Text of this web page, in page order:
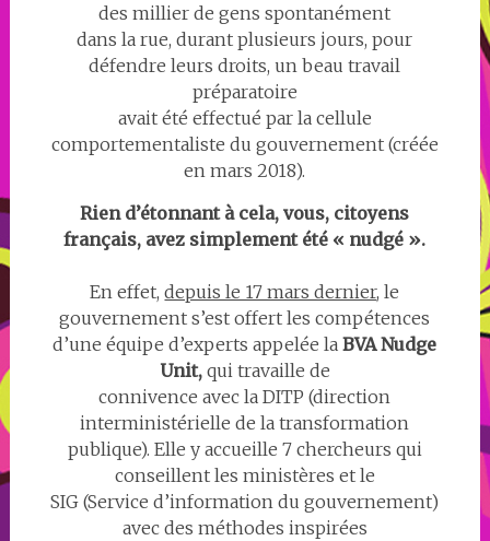
des millier de gens spontanément
dans la rue, durant plusieurs jours, pour
défendre leurs droits, un beau travail
préparatoire
avait été effectué par la cellule
comportementaliste du gouvernement (créée
en mars 2018).
Rien d’étonnant à cela, vous, citoyens
français, avez simplement été « nudgé ».
En effet,depuis le 17 mars dernier, le
gouvernement s’est offert les compétences
d’une équipe d’experts appelée laBVA Nudge
Unit,qui travaille de
connivence avec la DITP (direction
interministérielle de la transformation
publique). Elle y accueille 7 chercheurs qui
conseillent les ministères et le
SIG (Service d’information du gouvernement)
avec des méthodes inspirées